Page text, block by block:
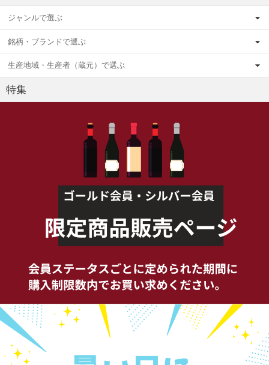
ジャンルで選ぶ
銘柄・ブランドで選ぶ
生産地域・生産者（蔵元）で選ぶ
特集